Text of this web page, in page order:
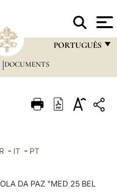
PORTUGUÊS
ITALIANO
POLSKI
DOCUMENTS
- IT - PT
DA PAZ "MED 25 BEL